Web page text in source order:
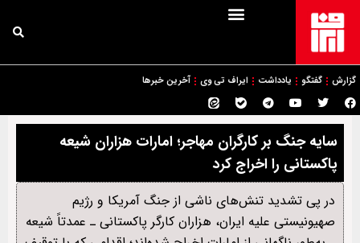
گزارش گفتگو یادداشت ایراف تی وی آخرین خبرها
سایه جنگ بر کارگران مهاجر؛ امارات هزاران شیعه
پاکستانی را اخراج کرد
در پی تشدید تنش‌های ناشی از جنگ آمریکا و رژیم
صهیونیستی علیه ایران، هزاران کارگر پاکستانی ـ عمدتاً شیعه